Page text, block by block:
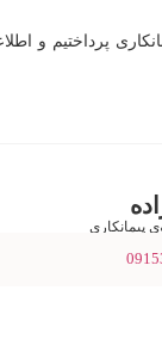
پرداختیم و
پیمانکاری